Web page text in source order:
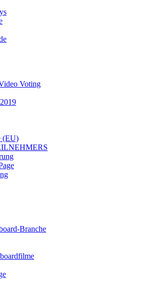
Voting
(EU)
Branche